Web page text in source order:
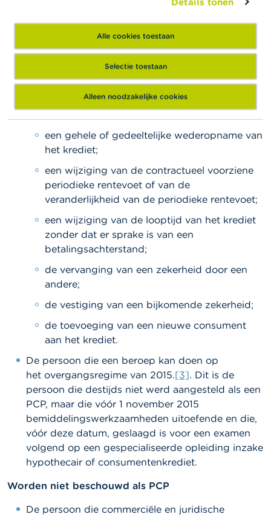
Alle cookies toestaan
Selectie toestaan
Alleen noodzakelijke cookies
leidt als bij het “voorstellen”, “aanbieden” of
“afsluiten” van een nieuwe kredietovereenkomst.
Dat laatste is volgens de FSMA met name het
geval bij:
een vervanging van de wijze van
terugbetaling, zoals de overgang van vaste
kapitaalaflossing naar vaste maandaflossing
een gehele of gedeeltelijke wederopname van
het krediet;
een wijziging van de contractueel voorziene
periodieke rentevoet of van de
veranderlijkheid van de periodieke rentevoet;
een wijziging van de looptijd van het krediet
zonder dat er sprake is van een
betalingsachterstand;
de vervanging van een zekerheid door een
andere;
de vestiging van een bijkomende zekerheid;
de toevoeging van een nieuwe consument
aan het krediet.
De persoon die een beroep kan doen op
het overgangsregime van 2015.[3]. Dit is de
persoon die destijds niet werd aangesteld als een
PCP, maar die vóór 1 november 2015
bemiddelingswerkzaamheden uitoefende en die,
vóór deze datum, geslaagd is voor een examen
volgend op een gespecialiseerde opleiding inzake
hypothecair of consumentenkrediet.
Worden niet beschouwd als PCP
De persoon die commerciële en juridische